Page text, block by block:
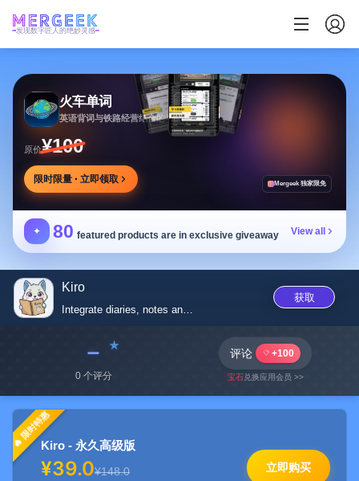
发现数字匠人的绝妙灵感
火车单词
英语背词与铁路经营结合的学习游戏，边玩边学
原价¥100
限时限量 · 立即领取 Mergeek 独家限免
✦ 80 featured products are in exclusive giveaway View all
Kiro
Integrate diaries, notes and T...
获取
﹣
0 个评分
评论 +100
宝石兑换应用会员 >>
限时特惠
Kiro - 永久高级版
¥39.0¥148.0 立即购买